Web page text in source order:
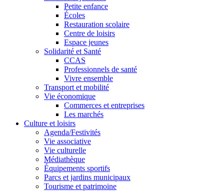
Petite enfance
Écoles
Restauration scolaire
Centre de loisirs
Espace jeunes
Solidarité et Santé
CCAS
Professionnels de santé
Vivre ensemble
Transport et mobilité
Vie économique
Commerces et entreprises
Les marchés
Culture et loisirs
Agenda/Festivités
Vie associative
Vie culturelle
Médiathèque
Équipements sportifs
Parcs et jardins municipaux
Tourisme et patrimoine